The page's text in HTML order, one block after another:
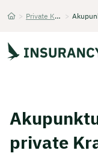
> Private Krankenversicherung >
Unternehmen
private